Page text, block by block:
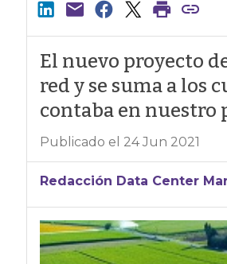
El nuevo proyecto
red y se suma a los
contaba en nuestro
Publicado el 24 Jun 2021
Redacción Data Center